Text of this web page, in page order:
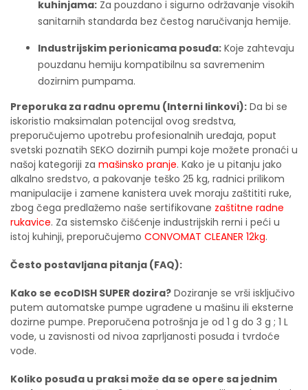
kuhinjama: Za pouzdano i sigurno održavanje visokih
sanitarnih standarda bez čestog naručivanja hemije.
Industrijskim perionicama posuđa: Koje zahtevaju
pouzdanu hemiju kompatibilnu sa savremenim
dozirnim pumpama.
Preporuka za radnu opremu (Interni linkovi): Da bi se
iskoristio maksimalan potencijal ovog sredstva,
preporučujemo upotrebu profesionalnih uređaja, poput
svetski poznatih SEKO dozirnih pumpi koje možete pronaći u
našoj kategoriji za mašinsko pranje. Kako je u pitanju jako
alkalno sredstvo, a pakovanje teško 25 kg, radnici prilikom
manipulacije i zamene kanistera uvek moraju zaštititi ruke,
zbog čega predlažemo naše sertifikovane zaštitne radne
rukavice. Za sistemsko čišćenje industrijskih rerni i peći u
istoj kuhinji, preporučujemo CONVOMAT CLEANER 12kg.
Često postavljana pitanja (FAQ):
Kako se ecoDISH SUPER dozira? Doziranje se vrši isključivo
putem automatske pumpe ugrađene u mašinu ili eksterne
dozirne pumpe. Preporučena potrošnja je od 1 g do 3 g ; 1 L
vode, u zavisnosti od nivoa zaprljanosti posuđa i tvrdoće
vode.
Koliko posuđa u praksi može da se opere sa jednim